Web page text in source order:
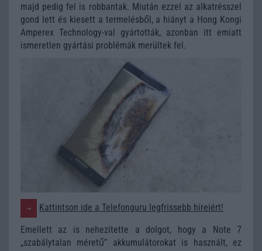
majd pedig fel is robbantak. Miután ezzel az alkatrésszel
gond lett és kiesett a termelésből, a hiányt a Hong Kongi
Amperex Technology-val gyártották, azonban itt emiatt
ismeretlen gyártási problémák merültek fel.
Kattintson ide a Telefonguru legfrissebb híreiért!
Emellett az is nehezítette a dolgot, hogy a Note 7
„szabálytalan méretű” akkumulátorokat is használt, ez